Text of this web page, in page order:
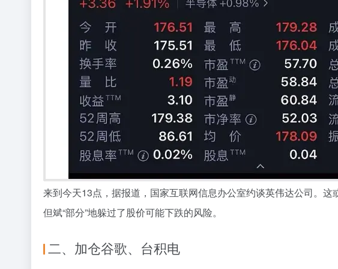
来到今天13点， 据报道 ， 国家互联网信息办公室约谈英伟达公司。 这
但斌“部分”地躲过了股价可能下跌的风险。
二、加仓谷歌、台积电